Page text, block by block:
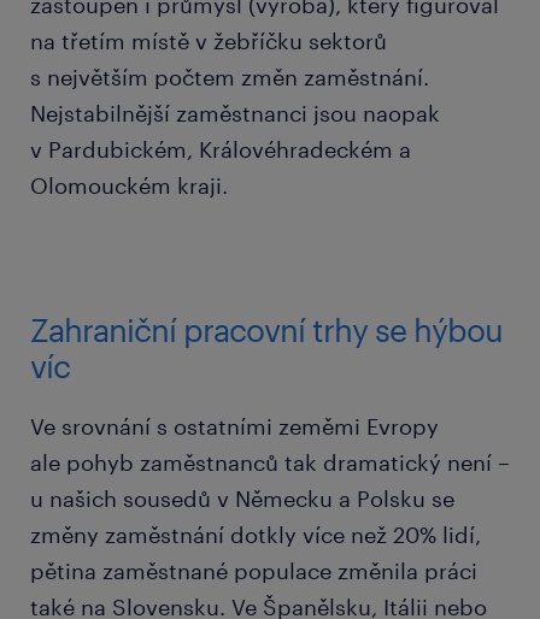
na třetím místě v žebříčku sektorů
s největším počtem změn zaměstnání.
Nejstabilnější zaměstnanci jsou naopak
v Pardubickém, Královéhradeckém a
Olomouckém kraji.
Zahraniční pracovní trhy se hýbou
víc
Ve srovnání s ostatními zeměmi Evropy
ale pohyb zaměstnanců tak dramatický není –
u našich sousedů v Německu a Polsku se
změny zaměstnání dotkly více než 20% lidí,
pětina zaměstnané populace změnila práci
také na Slovensku. Ve Španělsku, Itálii nebo